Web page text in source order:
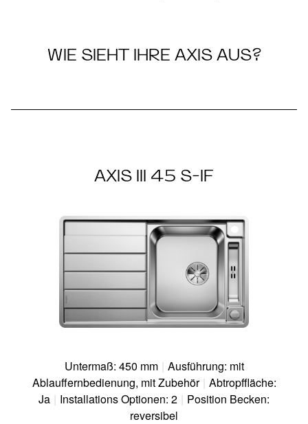
WIE SIEHT IHRE AXIS AUS?
AXIS III 45 S-IF
Untermaß: 450 mm | Ausführung: mit
Ablauffernbedienung, mit Zubehör | Abtropffläche:
Ja | Installations Optionen: 2 | Position Becken:
reversibel